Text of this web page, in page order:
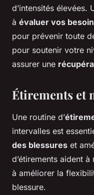
d’intensités élevées.
à évaluer vos
pour prévenir toute
pour soutenir votre
assurer une
Étirements et
Une routine d’
intervalles est
des blessures et
d’étirements aident
à améliorer la
blessure.